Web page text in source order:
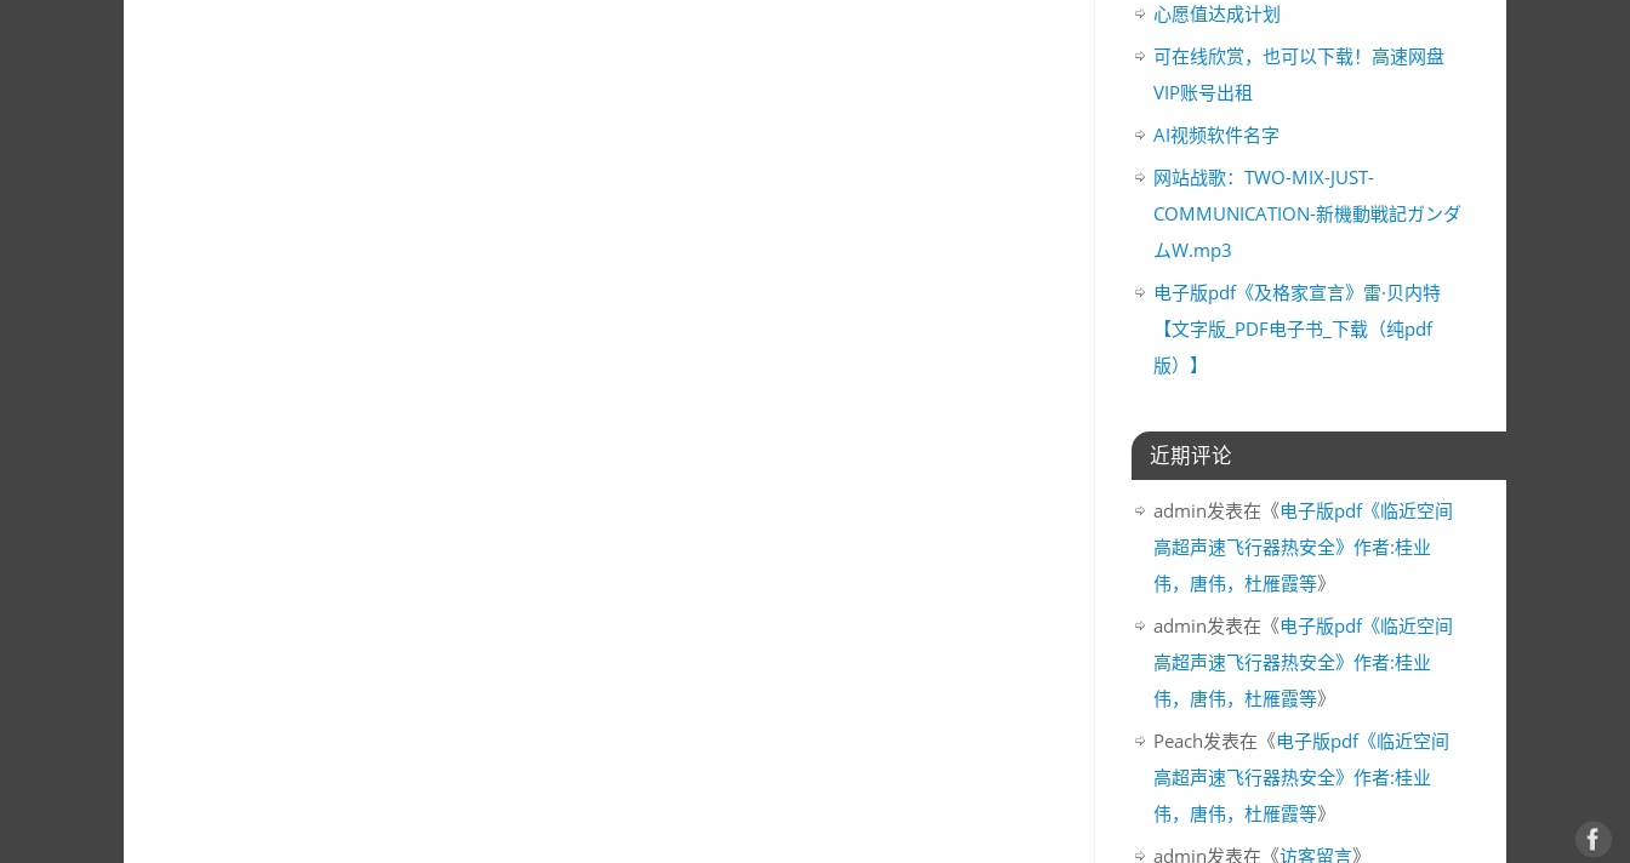
心愿值达成计划
可在线欣赏，也可以下载！高速网盘
VIP账号出租
AI视频软件名字
网站战歌：TWO-MIX-JUST-
COMMUNICATION-新機動戦記ガンダ
ムW.mp3
电子版pdf《及格家宣言》雷·贝内特
【文字版_PDF电子书_下载（纯pdf
版）】
近期评论
admin发表在《电子版pdf《临近空间
高超声速飞行器热安全》作者:桂业
伟，唐伟，杜雁霞等》
admin发表在《电子版pdf《临近空间
高超声速飞行器热安全》作者:桂业
伟，唐伟，杜雁霞等》
Peach发表在《电子版pdf《临近空间
高超声速飞行器热安全》作者:桂业
伟，唐伟，杜雁霞等》
admin发表在《访客留言》